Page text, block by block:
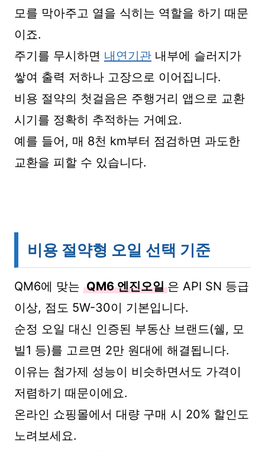
모를 막아주고 열을 식히는 역할을 하기 때문
이죠.
주기를 무시하면 내연기관 내부에 슬러지가
쌓여 출력 저하나 고장으로 이어집니다.
비용 절약의 첫걸음은 주행거리 앱으로 교환
시기를 정확히 추적하는 거예요.
예를 들어, 매 8천 km부터 점검하면 과도한
교환을 피할 수 있습니다.
비용 절약형 오일 선택 기준
QM6에 맞는 QM6 엔진오일 은 API SN 등급
이상, 점도 5W-30이 기본입니다.
순정 오일 대신 인증된 부동산 브랜드(쉘, 모
빌1 등)를 고르면 2만 원대에 해결됩니다.
이유는 첨가제 성능이 비슷하면서도 가격이
저렴하기 때문이에요.
온라인 쇼핑몰에서 대량 구매 시 20% 할인도
노려보세요.